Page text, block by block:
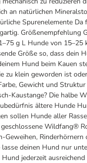
an natürlichen
Spurenelemente Da
Größenempfehlung
g L Hunde von 15–25
Größe so, dass dein
Hund beim Kauen
zu klein geworden ist
Gewicht und
Kaustange? Die halbe
ältere Hunde
sollen Hunde aller
Wildfang®
Rinderhörnern
deinen Hund nur
jederzeit